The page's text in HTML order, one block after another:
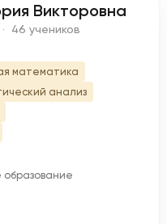
Викторовна
46 учеников
математика
анализ